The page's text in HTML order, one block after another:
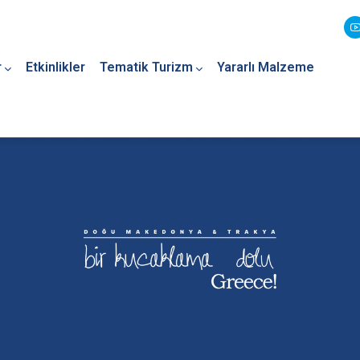
Etkinlikler Tematik Turizm Yararlı Malzeme